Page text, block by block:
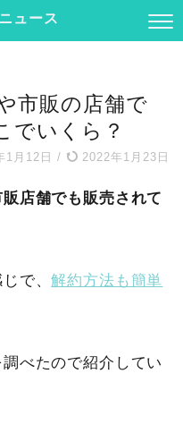
ュース
市販の店舗で
でいくら？
1月12日 / 2022年1月23日
店舗でも販売されて
じで、解約方法も簡単
べたので紹介してい